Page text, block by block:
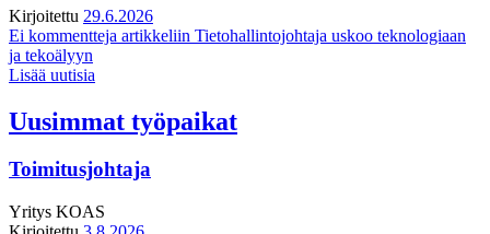
Kirjoitettu 29.6.2026
Ei kommentteja artikkeliin Tietohallintojohtaja uskoo teknologiaan
ja tekoälyyn
Lisää uutisia
Uusimmat työpaikat
Toimitusjohtaja
Yritys KOAS